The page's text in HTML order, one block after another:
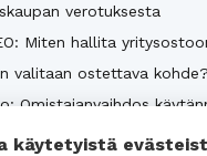
verotuksesta
Miten hallita
valitaan ostettava
Omistajanvaihdos
käytetyistä